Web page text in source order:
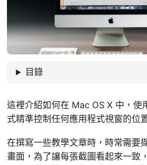
目錄
這裡介紹如何在 Mac OS X 中，使
式精準控制任何應用程式視窗的位
在撰寫一些教學文章時，時常需要
畫面，為了讓每張截圖看起來一致